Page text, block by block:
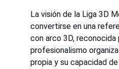
La visión de la Liga 3D
convertirse en una
con arco 3D, reconocida
profesionalismo
propia y su capacidad